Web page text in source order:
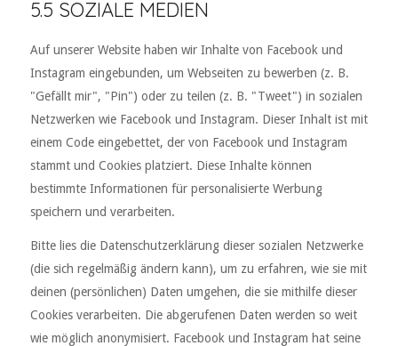
5.5 SOZIALE MEDIEN
Auf unserer Website haben wir Inhalte von Facebook und
Instagram eingebunden, um Webseiten zu bewerben (z. B.
"Gefällt mir", "Pin") oder zu teilen (z. B. "Tweet") in sozialen
Netzwerken wie Facebook und Instagram. Dieser Inhalt ist mit
einem Code eingebettet, der von Facebook und Instagram
stammt und Cookies platziert. Diese Inhalte können
bestimmte Informationen für personalisierte Werbung
speichern und verarbeiten.
Bitte lies die Datenschutzerklärung dieser sozialen Netzwerke
(die sich regelmäßig ändern kann), um zu erfahren, wie sie mit
deinen (persönlichen) Daten umgehen, die sie mithilfe dieser
Cookies verarbeiten. Die abgerufenen Daten werden so weit
wie möglich anonymisiert. Facebook und Instagram hat seine